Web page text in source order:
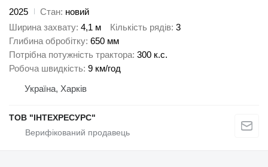
2025
Стан новий
Ширина захвату 4,1 м Кількість рядів 3
Глибина обробітку 650 мм
Потрібна потужність трактора 300 к.с.
Робоча швидкість 9 км/год
Україна, Харків
ТОВ "ІНТЕXРЕСУРС"